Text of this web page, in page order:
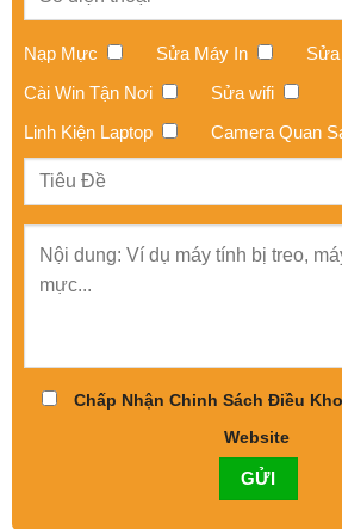
Nạp Mực Sửa Máy In
Cài Win Tận Nơi
Sửa wifi
Linh Kiện Laptop
Camera Quan
Chấp Nhận Chinh Sách Điều
Website